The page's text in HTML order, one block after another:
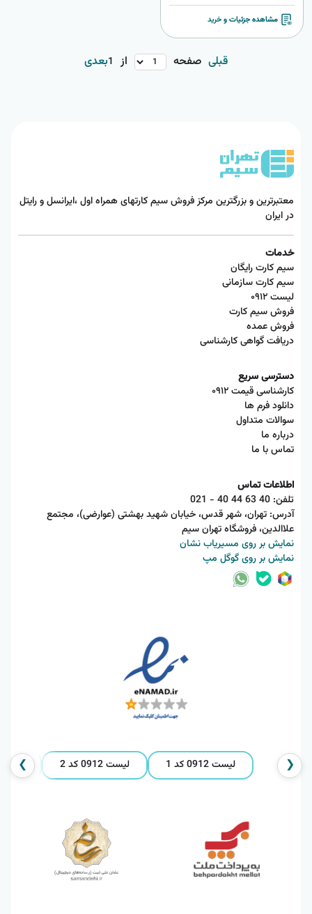
مشاهده جزئیات و خرید
قبلی صفحه از 1بعدی
معتبرترین و بزرگترین مرکز فروش سیم کارتهای همراه اول ،ایرانسل و رایتل
در ایران
خدمات
سیم کارت رایگان
سیم کارت سازمانی
لیست ۰۹۱۲
فروش سیم کارت
فروش عمده
دریافت گواهی کارشناسی
دسترسی سریع
کارشناسی قیمت ۰۹۱۲
دانلود فرم ها
سوالات متداول
درباره ما
تماس با ما
اطلاعات تماس
تلفن: 021 - 40 44 63 40
آدرس: تهران، شهر قدس، خیابان شهید بهشتی (عوارضی)، مجتمع
علاالدین، فروشگاه تهران سیم
نمایش بر روی مسیریاب نشان
نمایش بر روی گوگل مپ
❮ لیست 0912 کد 1 لیست 0912 کد 2 لیست 0912❯